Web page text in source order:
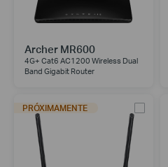
Archer MR600
4G+ Cat6 AC1200 Wireless Dual
Band Gigabit Router
PRÓXIMAMENTE